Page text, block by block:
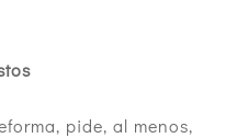
pide, al menos,